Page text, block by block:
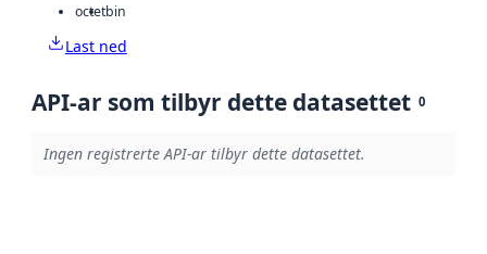
octetbin
Last ned
API-ar som tilbyr dette datasettet 0
Ingen registrerte API-ar tilbyr dette datasettet.